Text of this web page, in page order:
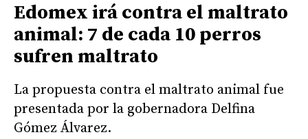
Edomex irá contra el maltrato
animal: 7 de cada 10 perros
sufren maltrato
La propuesta contra el maltrato animal fue
presentada por la gobernadora Delfina
Gómez Álvarez.